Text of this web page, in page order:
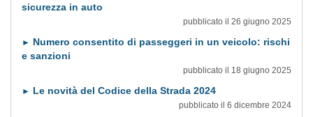
sicurezza in auto
pubblicato il 26 giugno 2025
► Numero consentito di passeggeri in un veicolo: rischi
e sanzioni
pubblicato il 18 giugno 2025
► Le novità del Codice della Strada 2024
pubblicato il 6 dicembre 2024